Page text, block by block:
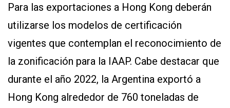
Para las exportaciones a Hong Kong deberán
utilizarse los modelos de certificación
vigentes que contemplan el reconocimiento de
la zonificación para la IAAP. Cabe destacar que
durante el año 2022, la Argentina exportó a
Hong Kong alrededor de 760 toneladas de